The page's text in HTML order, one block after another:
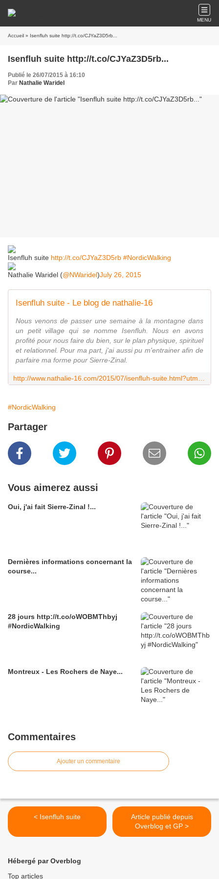
MENU
Accueil » Isenfluh suite http://t.co/CJYaZ3D5rb...
Isenfluh suite http://t.co/CJYaZ3D5rb...
Publié le 26/07/2015 à 16:10
Par Nathalie Waridel
Isenfluh suite http://t.co/CJYaZ3D5rb #NordicWalking
Nathalie Waridel (@NWaridel)July 26, 2015
Isenfluh suite - Le blog de nathalie-16
Nous venons de passer une semaine à la montagne dans
un petit village qui se nomme Isenfluh. Nous en avons
profité pour nous faire du bien, sur le plan physique, spirituel
et relationnel. Pour ma part, j'ai aussi pu m'entrainer afin de
parfaire ma forme pour Sierre-Zinal.
#NordicWalking
Partager
Vous aimerez aussi
Oui, j'ai fait Sierre-Zinal !...
Dernières informations concernant la
course...
28 jours http://t.co/oWOBMThbyj
#NordicWalking
Montreux - Les Rochers de Naye...
Commentaires
Ajouter un commentaire
< Isenfluh suite
Article publié depuis
Overblog et GP >
Hébergé par Overblog
Top articles